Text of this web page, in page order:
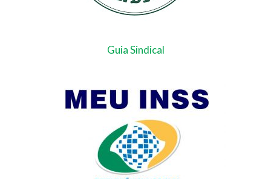
Guia Sindical